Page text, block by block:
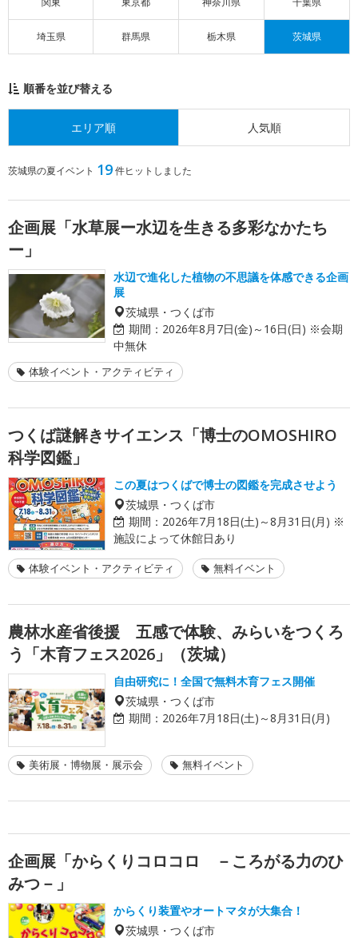
埼玉県 群馬県 栃木県 茨城県
順番を並び替える
エリア順 人気順
茨城県の夏イベント 19件ヒットしました
企画展「水草展ー水辺を生きる多彩なかたち
ー」
水辺で進化した植物の不思議を体感できる企画
展
茨城県・つくば市
期間： 2026年8月7日(金)～16日(日) ※会期
中無休
体験イベント・アクティビティ
つくば謎解きサイエンス「博士のOMOSHIRO
科学図鑑」
この夏はつくばで博士の図鑑を完成させよう
茨城県・つくば市
期間： 2026年7月18日(土)～8月31日(月) ※
施設によって休館日あり
体験イベント・アクティビティ 無料イベント
農林水産省後援 五感で体験、みらいをつくろ
う「木育フェス2026」（茨城）
自由研究に！全国で無料木育フェス開催
茨城県・つくば市
期間： 2026年7月18日(土)～8月31日(月)
美術展・博物展・展示会 無料イベント
企画展「からくりコロコロ －ころがる力のひ
みつ－」
からくり装置やオートマタが大集合！
茨城県・つくば市